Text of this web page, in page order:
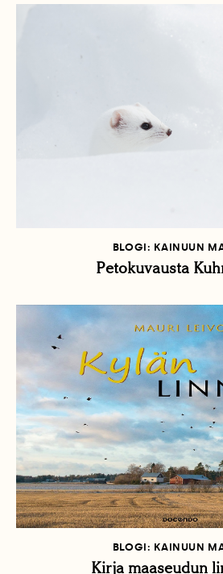
BLOGI: KAINUUN
Petokuvausta
BLOGI: KAINUUN
Kirja maaseudun